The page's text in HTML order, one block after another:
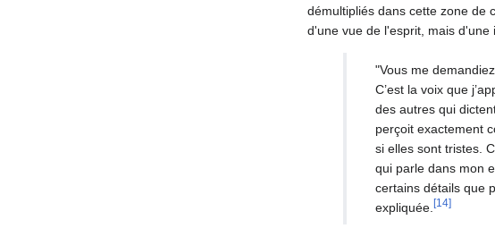
démultipliés dans cette zone de
d'une vue de l'esprit, mais d'une
"Vous me
C’est la voix que
des autres qui
perçoit exactement
si elles sont tristes.
qui parle dans mon
certains détails que
expliquée. [14]